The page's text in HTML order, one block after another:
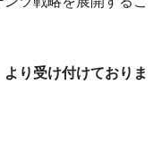
り受け付けておりま